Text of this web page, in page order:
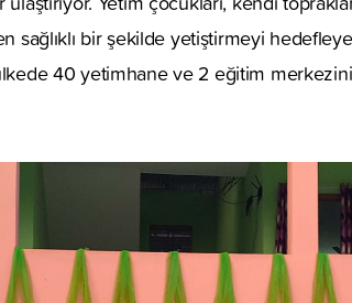
sağlıklı bir şekilde yetiştirmeyi
40 yetimhane ve 2 eğitim